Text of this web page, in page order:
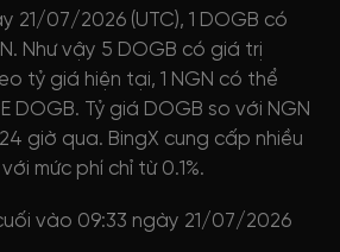
21/07/2026 (UTC), 1 DOGB có
Như vậy 5 DOGB có giá trị
tỷ giá hiện tại, 1 NGN có thể
DOGB. Tỷ giá DOGB so với NGN
giờ qua. BingX cung cấp nhiều
mức phí chỉ từ 0.1%.
vào 09:33 ngày 21/07/2026